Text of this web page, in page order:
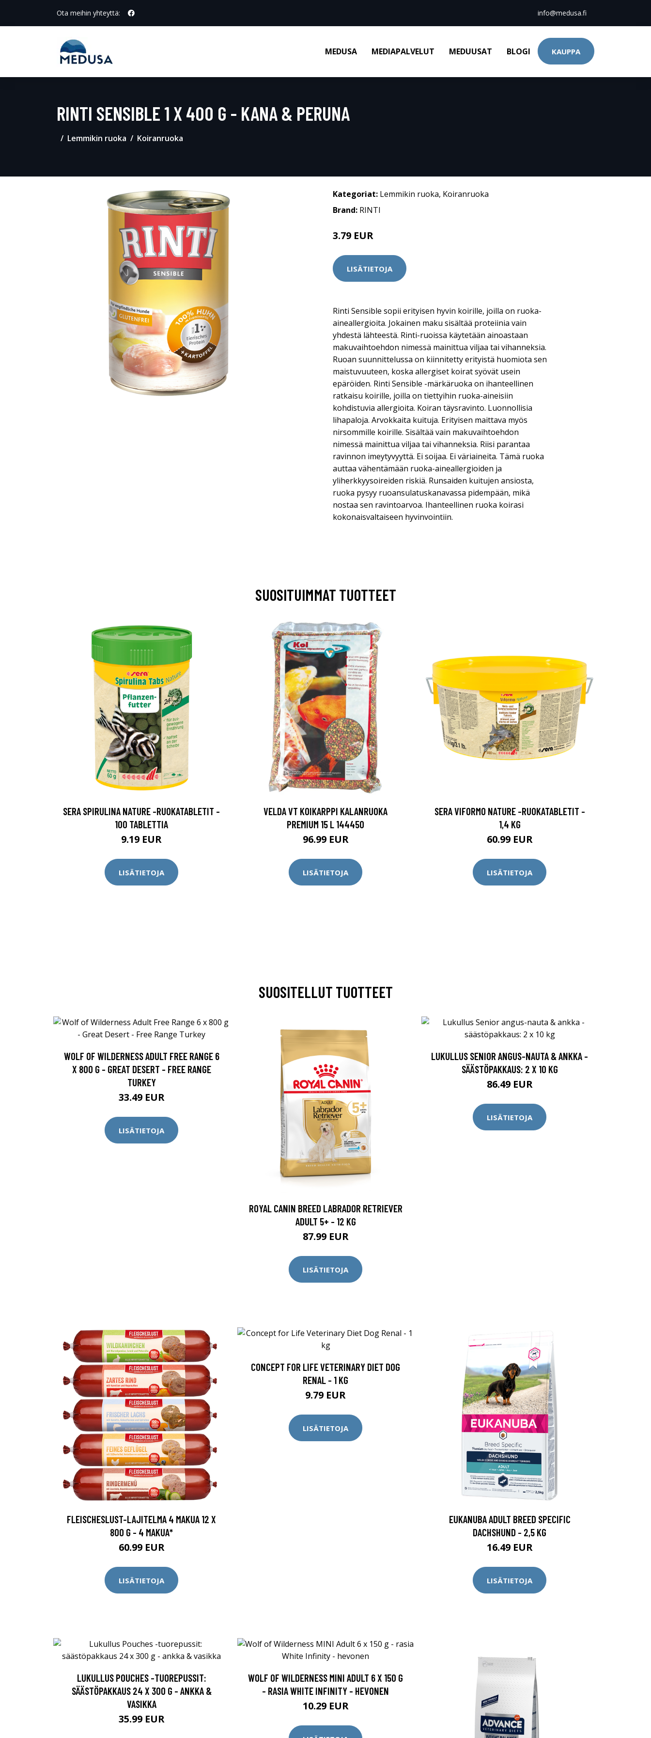
Ota meihin yhteyttä: info@medusa.fi
MEDUSA MEDIAPALVELUT MEDUUSAT BLOGI KAUPPA
RINTI SENSIBLE 1 X 400 G - KANA & PERUNA
Lemmikin ruoka Koiranruoka
Kategoriat: Lemmikin ruoka, Koiranruoka
Brand: RINTI
3.79 EUR
LISÄTIETOJA
Rinti Sensible sopii erityisen hyvin koirille, joilla on ruoka-
aineallergioita. Jokainen maku sisältää proteiinia vain
yhdestä lähteestä. Rinti-ruoissa käytetään ainoastaan
makuvaihtoehdon nimessä mainittua viljaa tai vihanneksia.
Ruoan suunnittelussa on kiinnitetty erityistä huomiota sen
maistuvuuteen, koska allergiset koirat syövät usein
epäröiden. Rinti Sensible -märkäruoka on ihanteellinen
ratkaisu koirille, joilla on tiettyihin ruoka-aineisiin
kohdistuvia allergioita. Koiran täysravinto. Luonnollisia
lihapaloja. Arvokkaita kuituja. Erityisen maittava myös
nirsommille koirille. Sisältää vain makuvaihtoehdon
nimessä mainittua viljaa tai vihanneksia. Riisi parantaa
ravinnon imeytyvyyttä. Ei soijaa. Ei väriaineita. Tämä ruoka
auttaa vähentämään ruoka-aineallergioiden ja
yliherkkyysoireiden riskiä. Runsaiden kuitujen ansiosta,
ruoka pysyy ruoansulatuskanavassa pidempään, mikä
nostaa sen ravintoarvoa. Ihanteellinen ruoka koirasi
kokonaisvaltaiseen hyvinvointiin.
SUOSITUIMMAT TUOTTEET
SERA SPIRULINA NATURE -RUOKATABLETIT -
100 TABLETTIA
9.19 EUR
LISÄTIETOJA
VELDA VT KOIKARPPI KALANRUOKA
PREMIUM 15 L 144450
96.99 EUR
LISÄTIETOJA
SERA VIFORMO NATURE -RUOKATABLETIT -
1,4 KG
60.99 EUR
LISÄTIETOJA
SUOSITELLUT TUOTTEET
WOLF OF WILDERNESS ADULT FREE RANGE 6
X 800 G - GREAT DESERT - FREE RANGE
TURKEY
33.49 EUR
LISÄTIETOJA
ROYAL CANIN BREED LABRADOR RETRIEVER
ADULT 5+ - 12 KG
87.99 EUR
LISÄTIETOJA
LUKULLUS SENIOR ANGUS-NAUTA & ANKKA -
SÄÄSTÖPAKKAUS: 2 X 10 KG
86.49 EUR
LISÄTIETOJA
FLEISCHESLUST-LAJITELMA 4 MAKUA 12 X
800 G - 4 MAKUA*
60.99 EUR
LISÄTIETOJA
CONCEPT FOR LIFE VETERINARY DIET DOG
RENAL - 1 KG
9.79 EUR
LISÄTIETOJA
EUKANUBA ADULT BREED SPECIFIC
DACHSHUND - 2,5 KG
16.49 EUR
LISÄTIETOJA
LUKULLUS POUCHES -TUOREPUSSIT:
SÄÄSTÖPAKKAUS 24 X 300 G - ANKKA &
VASIKKA
35.99 EUR
WOLF OF WILDERNESS MINI ADULT 6 X 150 G
- RASIA WHITE INFINITY - HEVONEN
10.29 EUR